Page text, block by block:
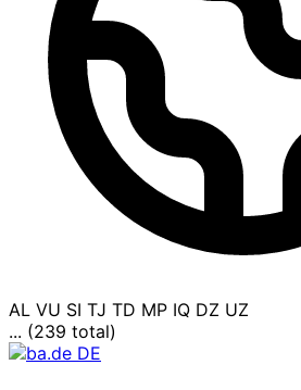
AL VU SI TJ TD MP IQ DZ UZ
... (239 total)